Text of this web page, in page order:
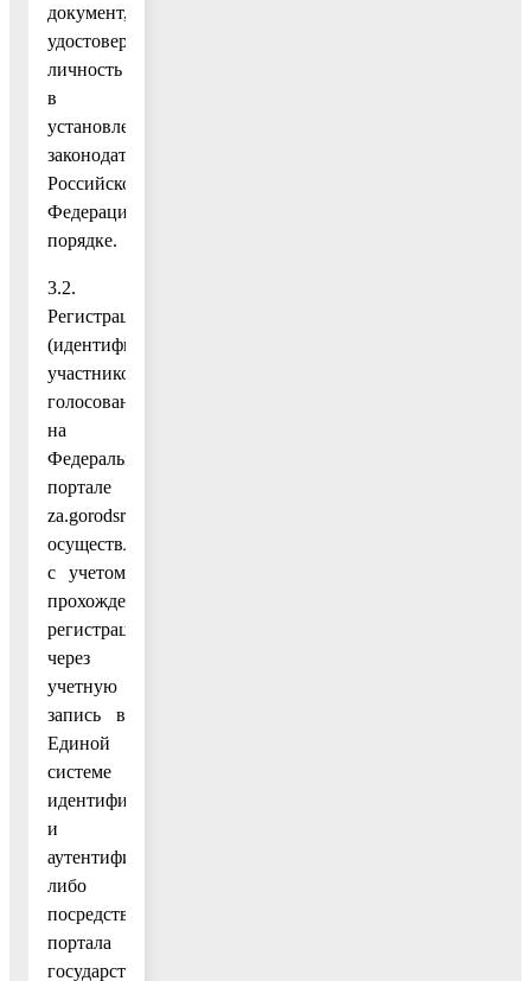
документ,
удостоверяющий
личность
в
установленном
законодательством
Российской
Федерации
порядке.
3.2.
Регистрация
(идентификация)
участников
голосования
на
Федеральном
портале
za.gorodsreda.ru
осуществляется
с учетом
прохождение
регистрации
через
учетную
запись в
Единой
системе
идентификации
и
аутентификации,
либо
посредством
портала
государственных